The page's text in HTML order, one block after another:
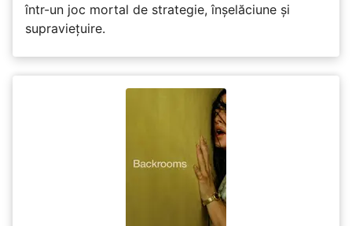
într-un joc mortal de strategie, înșelăciune și
supraviețuire.